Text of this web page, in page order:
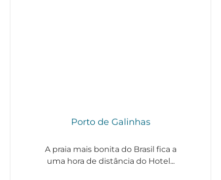
Porto de Galinhas
A praia mais bonita do Brasil fica a
uma hora de distância do Hotel...